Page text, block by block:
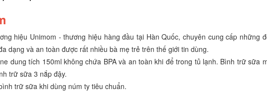
hiệu Unimom - thương hiệu hàng đầu tại Hàn Quốc, chuyên cung cấp những
dạng và an toàn được rất nhiều bà mẹ trẻ trên thế giới tin dùng.
dung tích 150ml không chứa BPA và an toàn khi để trong tủ lạnh. Bình trữ sữa
trữ sữa 3 nắp đậy.
trữ sữa khi dùng núm ty tiêu chuẩn.
hàng uy tin để mua hàng. Thật
mua hàng tại Betuti..."
Chị Trang